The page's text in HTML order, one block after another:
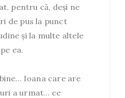
pentru că, deși ne
de pus la punct
și la multe altele
ea.
Ioana care are
a urmat… ce